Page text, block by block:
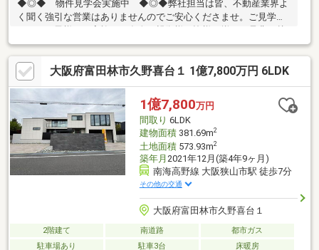
◆◎◆ 物件見学会実施中 ◆◎◆弊社担当は皆、不動産業界よ
く聞く強引な営業はありませんのでご安心くださませ。ご見学時
しください。とても高い買い物です。ゆっくりご検討いただき、
親身になりご相談させて頂きます。また、ご検討物件はご納得い
ただくまで何度見ていただいても結構です。◎◆◎ 住宅ローン
相談会実施中 ◎◆◎物件探しと同様に、お金のことは不動産購
入について大事なことです。まずクリアになれば、後は気に入る
物件を探すだけですね。去年の年収が分かればある程度借入可能
な金額が分かります。お気軽にお問い合わせ下さいませ。
大阪府富田林市久野喜台１ 1億7,800万円 6LDK
1億7,800万円
間取り 6LDK
建物面積381.69m2
土地面積573.93m2
築年月 2021年12月(築4年9ヶ月)
南海高野線 大阪狭山市駅 徒歩7分
その他の交通
大阪府富田林市久野喜台１
2階建て 南道路
都市ガス
駐車場あり
駐車3台 床暖房